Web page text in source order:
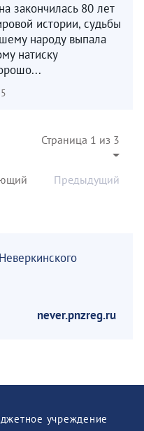
закончилась 80 лет
истории, судьбы
народу выпала
натиску
Страница 1 из 3
Предыдущий
never.pnzreg.ru
учреждение